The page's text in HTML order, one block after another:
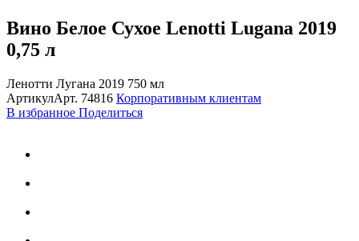
Вино Белое Сухое Lenotti Lugana 2019
0,75 л
Ленотти Лугана 2019 750 мл
АртикулАрт. 74816 Корпоративным клиентам
В избранное Поделиться